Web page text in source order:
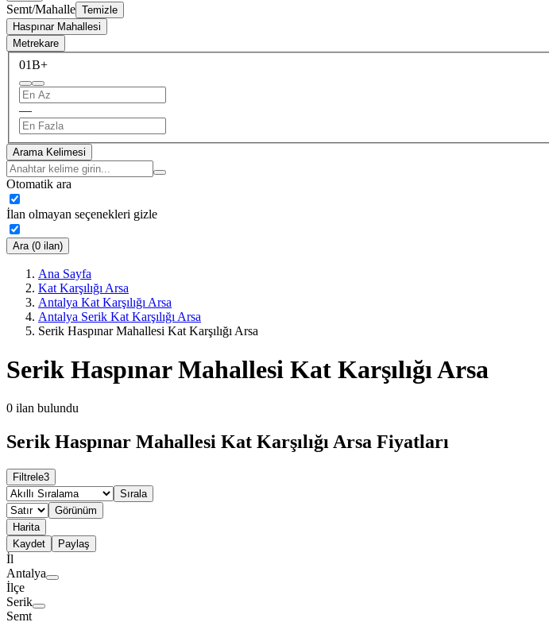
Semt/Mahalle Temizle
Haspınar Mahallesi
Metrekare
01B+
—
Arama Kelimesi
Otomatik ara
İlan olmayan seçenekleri gizle
Ara (0 ilan)
Ana Sayfa
Kat Karşılığı Arsa
Antalya Kat Karşılığı Arsa
Antalya Serik Kat Karşılığı Arsa
Serik Haspınar Mahallesi Kat Karşılığı Arsa
Serik Haspınar Mahallesi Kat Karşılığı Arsa
0 ilan bulundu
Serik Haspınar Mahallesi Kat Karşılığı Arsa Fiyatları
Filtrele3
Sırala
Görünüm
Harita
Kaydet
Paylaş
İl
Antalya
İlçe
Serik
Semt